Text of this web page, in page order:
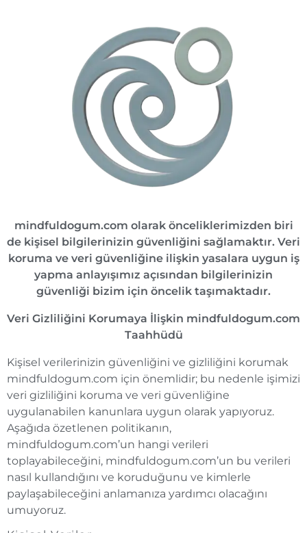
mindfuldogum.com olarak önceliklerimizden biri
de kişisel bilgilerinizin güvenliğini sağlamaktır. Veri
koruma ve veri güvenliğine ilişkin yasalara uygun iş
yapma anlayışımız açısından bilgilerinizin
güvenliği bizim için öncelik taşımaktadır.
Veri Gizliliğini Korumaya İlişkin mindfuldogum.com
Taahhüdü
Kişisel verilerinizin güvenliğini ve gizliliğini korumak
mindfuldogum.com için önemlidir; bu nedenle işimizi
veri gizliliğini koruma ve veri güvenliğine
uygulanabilen kanunlara uygun olarak yapıyoruz.
Aşağıda özetlenen politikanın,
mindfuldogum.com’un hangi verileri
toplayabileceğini, mindfuldogum.com’un bu verileri
nasıl kullandığını ve koruduğunu ve kimlerle
paylaşabileceğini anlamanıza yardımcı olacağını
umuyoruz.